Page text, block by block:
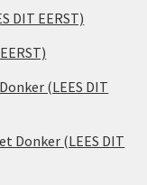
DIT EERST)
(LEES DIT
Donker (LEES DIT